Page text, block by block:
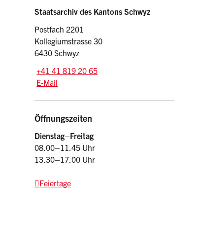
Sidebar
Adresse
Staatsarchiv des Kantons Schwyz
Postfach 2201
Kollegiumstrasse 30
6430 Schwyz
Tel.:
+41 41 819 20 65
E-Mail: staatsarchiv
E-Mail
Öffnungszeiten
Dienstag–Freitag
08.00–11.45 Uhr
13.30–17.00 Uhr
Feiertage